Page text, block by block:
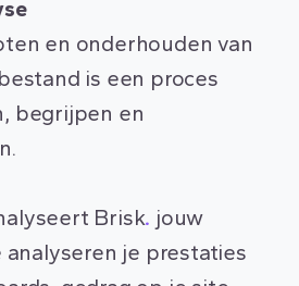
en onderhouden van
is een proces
begrijpen en
Brisk. jouw
analyseren je prestaties